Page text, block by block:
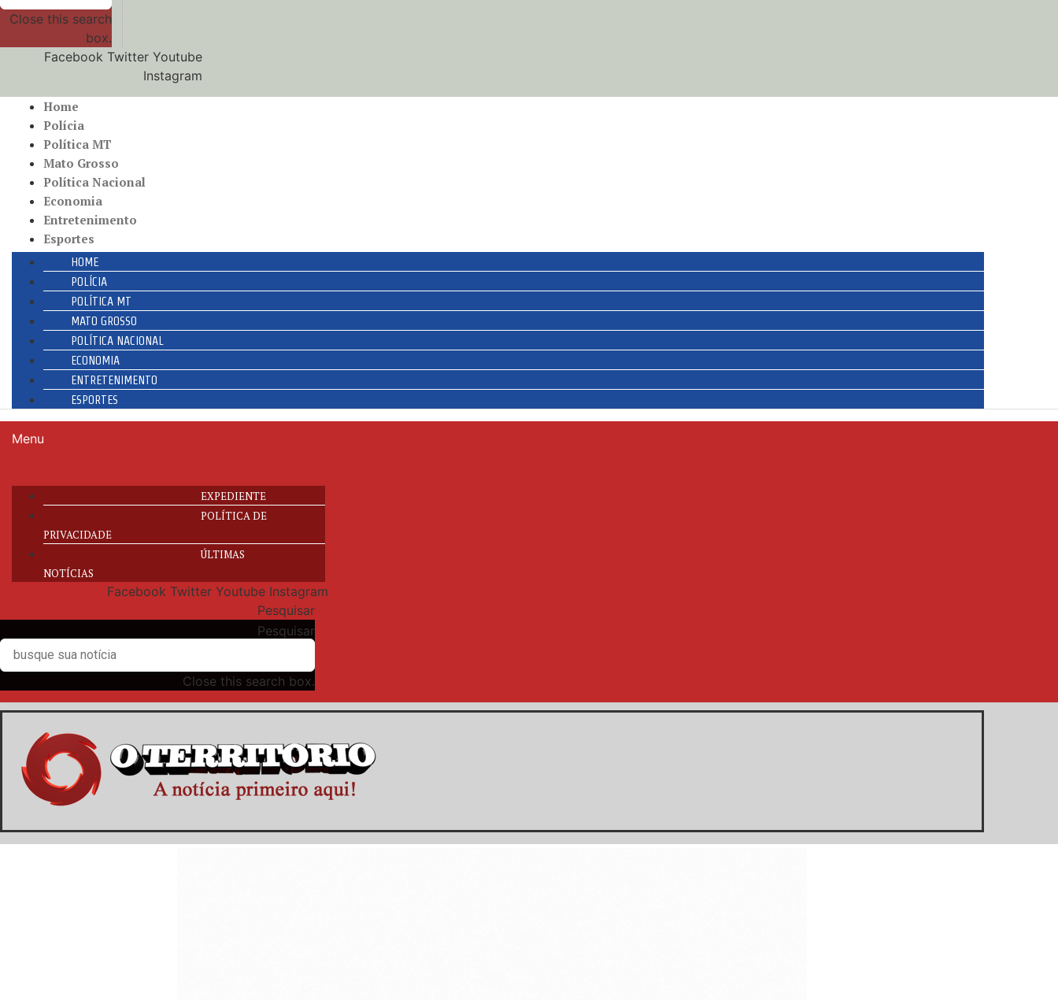
Close this search
box.
Facebook Twitter Youtube
Instagram
Home
Polícia
Política MT
Mato Grosso
Política Nacional
Economia
Entretenimento
Esportes
HOME
POLÍCIA
POLÍTICA MT
MATO GROSSO
POLÍTICA NACIONAL
ECONOMIA
ENTRETENIMENTO
ESPORTES
Menu
EXPEDIENTE
POLÍTICA DE
PRIVACIDADE
ÚLTIMAS
NOTÍCIAS
Facebook Twitter Youtube Instagram
Pesquisar
Pesquisar
Close this search box.